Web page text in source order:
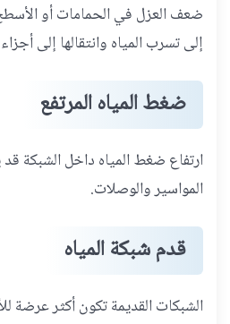
ضعف العزل في الحمامات أو
إلى تسرب المياه وانتقالها إلى
ضغط المياه المرتفع
ارتفاع ضغط المياه داخل الشبكة
المواسير والوصلات.
قدم شبكة المياه
الشبكات القديمة تكون أكثر عرضة